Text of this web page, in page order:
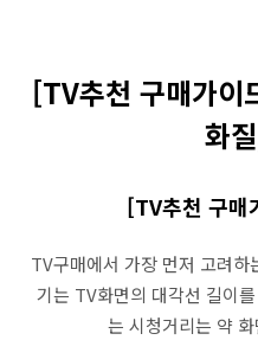
[TV추천 구매가이
화
[TV추천 구매
TV구매에서 가장 먼저 고려
기는 TV화면의 대각선 길이
는 시청거리는 약